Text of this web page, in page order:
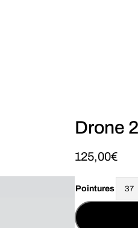
Drone
125,00€
Pointures